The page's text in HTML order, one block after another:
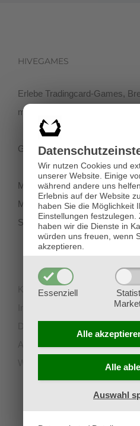
Wir nutzen Cookies und
unserer Website. Einige
während andere uns
Erlebnis auf der Website
haben Sie die Möglichkeit
Einstellungen festzulegen.
haben wir die Dienste in
würden uns freuen, wenn
akzeptieren.
Essenziell
Alle
Alle
Auswahl
HIVEGAMES
Erlebe Tradingcard-Games,
mit einer netten Community in
Getreidegasse 3, 9020
Montag-Dienstag 11:00 - 18:00
Mittwoch-Freitag 11:00-19:00
Samstag 12:00 - 18:00
Kontakt